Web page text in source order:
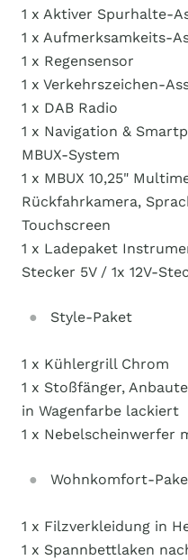
1 x Aktiver Spurhalte-
1 x Aufmerksamkeits-
1 x Regensensor
1 x Verkehrszeichen-
1 x DAB Radio
1 x Navigation &
MBUX-System
1 x MBUX 10,25"
Rückfahrkamera,
Touchscreen
1 x Ladepaket
Stecker 5V / 1x 12V-
Style-Paket
1 x Kühlergrill Chrom
1 x Stoßfänger,
in Wagenfarbe lackiert
1 x Nebelscheinwerfer
Wohnkomfort-
1 x Filzverkleidung in
1 x Spannbettlaken